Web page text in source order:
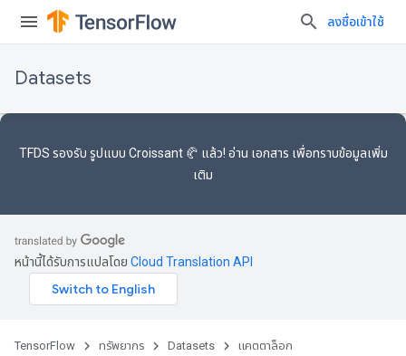
ลงชื่อเข้าใช้
Datasets
TFDS รองรับ รูปแบบ Croissant 🥐 แล้ว! อ่าน เอกสาร เพื่อทราบข้อมูลเพิ่ม
เติม
หน้านี้ได้รับการแปลโดย Cloud Translation API
TensorFlow ทรัพยากร Datasets แคตตาล็อก